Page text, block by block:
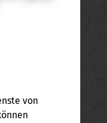
von